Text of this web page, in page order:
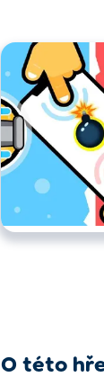
Zde si můžeš
O této